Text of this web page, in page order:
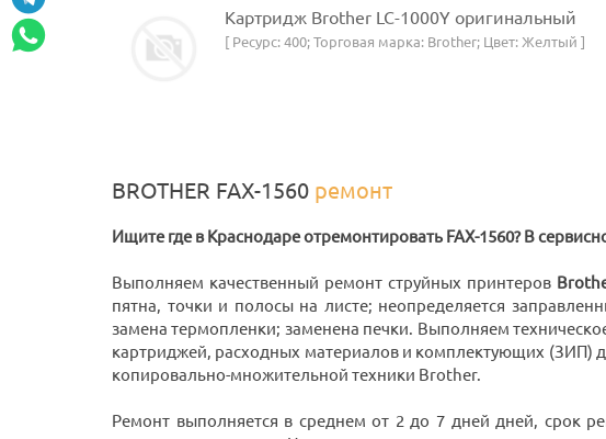
Картридж Brother LC-1000Y оригинальный
[ Ресурс: 400; Торговая марка: Brother; Цвет: Желтый ]
BROTHER FAX-1560 ремонт
Ищите где в Краснодаре отремонтировать FAX-1560? В
Выполняем качественный ремонт струйных принтеров
пятна, точки и полосы на листе; неопределяется
замена термопленки; заменена печки. Выполняем
картриджей, расходных материалов и комплектующих
копировально-множительной техники Brother.
Ремонт выполняется в среднем от 2 до 7 дней дней, срок